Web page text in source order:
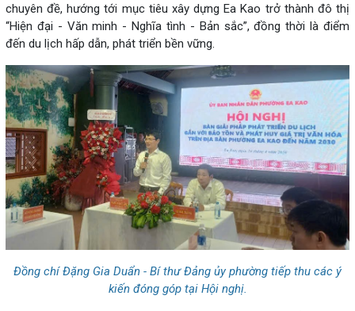
chuyên đề, hướng tới mục tiêu xây dựng Ea Kao trở thành đô thị
“Hiện đại - Văn minh - Nghĩa tình - Bản sắc”, đồng thời là điểm
đến du lịch hấp dẫn, phát triển bền vững.
Đồng chí Đặng Gia Duẩn - Bí thư Đảng ủy phường tiếp thu các ý
kiến đóng góp tại Hội nghị.